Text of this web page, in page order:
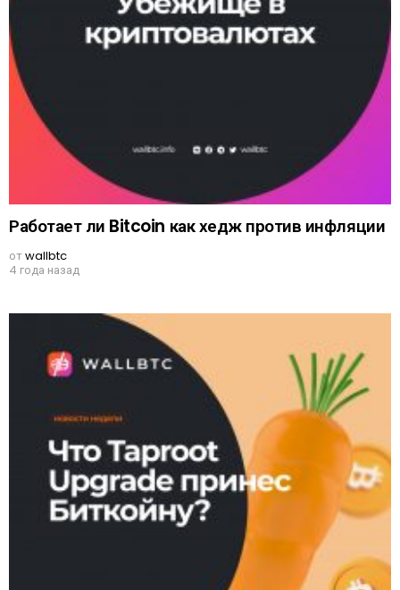
Работает ли Bitcoin как хедж против инфляции
отwallbtc
4 года назад